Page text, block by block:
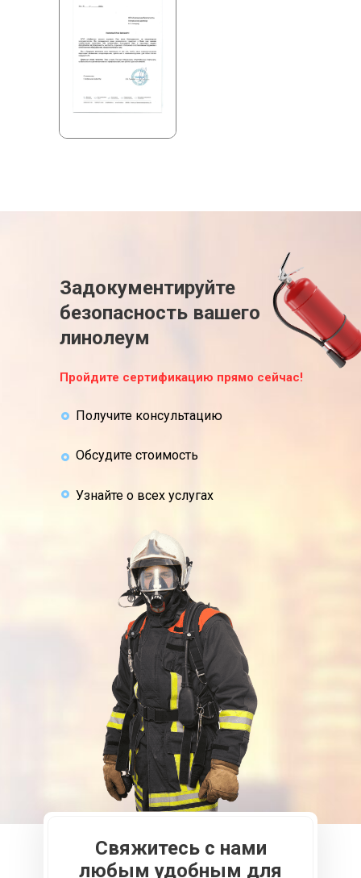
Задокументируйте
безопасность вашего
линолеум
Свяжитесь с нами
любым удобным для
Пройдите сертификацию прямо сейчас!
Получите консультацию
Обсудите стоимость
Узнайте о всех услугах